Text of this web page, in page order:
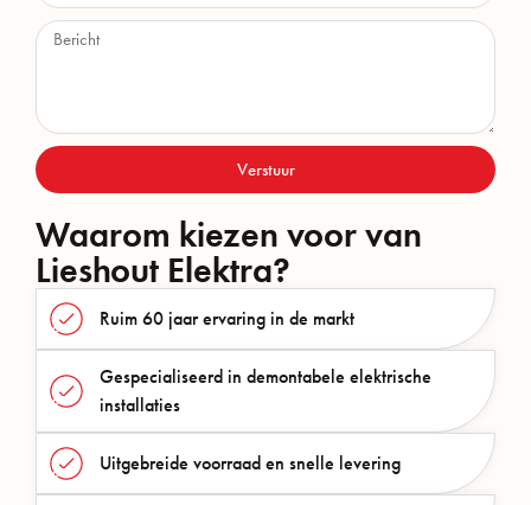
Verstuur
Waarom kiezen voor van
Lieshout Elektra?
Ruim 60 jaar ervaring in de markt
Gespecialiseerd in demontabele elektrische
installaties
Uitgebreide voorraad en snelle levering